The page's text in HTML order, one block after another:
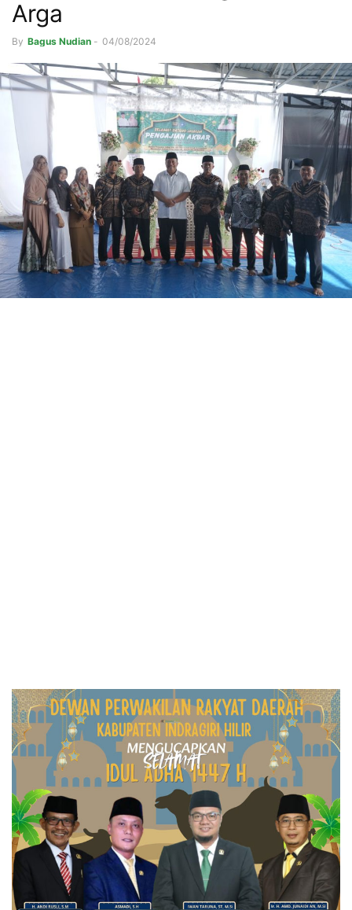
Arga
By Bagus Nudian - 04/08/2024